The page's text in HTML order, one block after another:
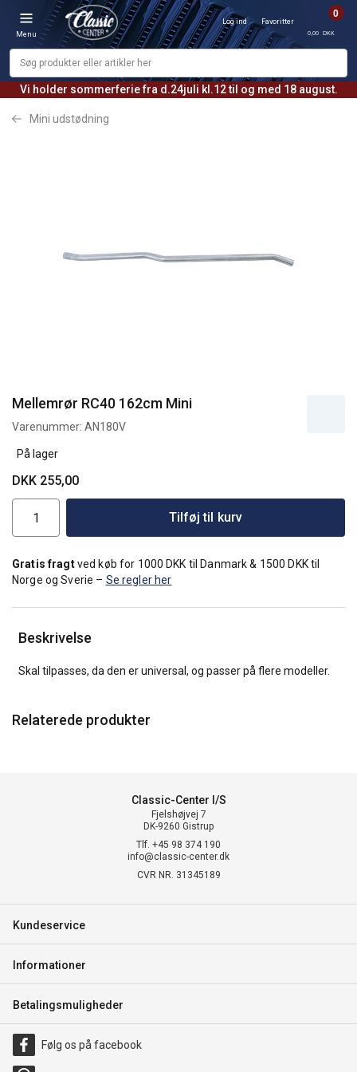
Vi holder sommerferie fra d.24juli kl.12 til og med 18 august.
Menu
Log ind Favoritter
0
0,00 DKK
Mini udstødning
Mellemrør RC40 162cm Mini
Varenummer: AN180V
På lager
DKK 255,00
Tilføj til kurv
Gratis fragtved køb for 1000 DKK til Danmark & 1500 DKK til
Norge og Sverie – Se regler her
Beskrivelse
Skal tilpasses, da den er universal, og passer på flere modeller.
Relaterede produkter
Classic-Center I/S
Fjelshøjvej 7
DK-9260 Gistrup
Tlf. +45 98 374 190
info@classic-center.dk
CVR NR. 31345189
Kundeservice
Informationer
Betalingsmuligheder
Følg os på facebook